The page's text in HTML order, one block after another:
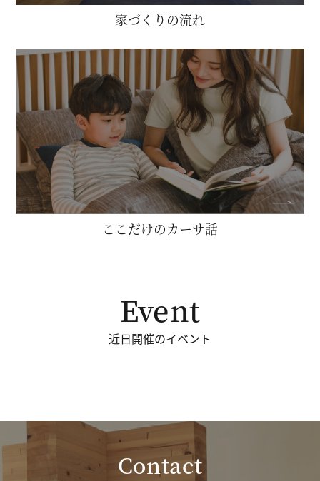
家づくりの流れ
ここだけのカーサ話
Event
近日開催のイベント
Contact